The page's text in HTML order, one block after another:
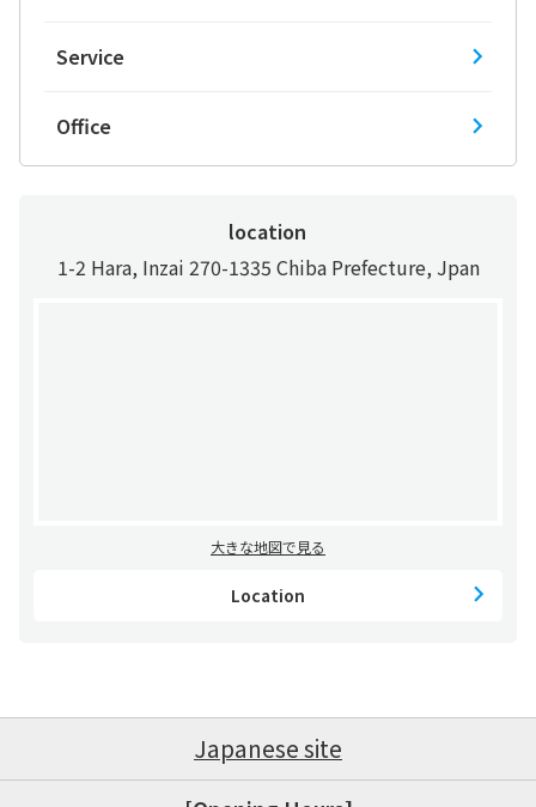
Service
Office
location
1-2 Hara, Inzai 270-1335 Chiba Prefecture, Jpan
大きな地図で見る
Location
Japanese site